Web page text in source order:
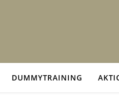
DUMMYTRAINING